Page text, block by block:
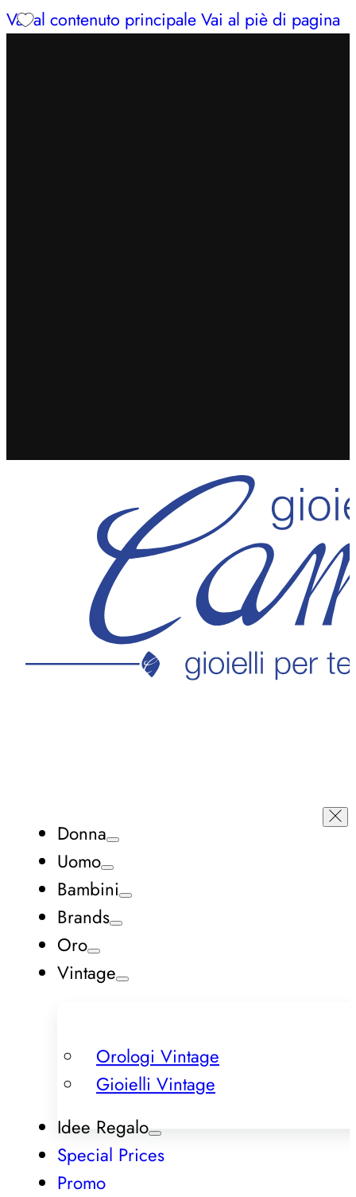
Vai al contenuto principaleVai al piè di pagina
Donna
Uomo
Bambini
Brands
Oro
Vintage
Orologi Vintage
Gioielli Vintage
Idee Regalo
Special Prices
Promo